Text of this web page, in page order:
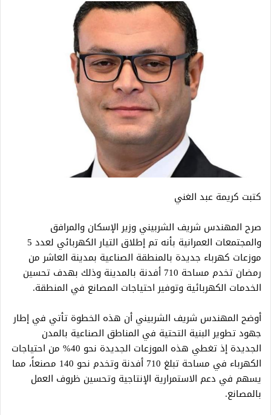
كتبت كريمة عبد الغني
صرح المهندس شريف الشربيني وزير الإسكان والمرافق
والمجتمعات العمرانية بأنه تم إطلاق التيار الكهربائي لعدد 5
موزعات كهرباء جديدة بالمنطقة الصناعية بمدينة العاشر من
رمضان تخدم مساحة 710 أفدنة بالمدينة وذلك بهدف تحسين
الخدمات الكهربائية وتوفير احتياجات المصانع في المنطقة.
أوضح المهندس شريف الشربيني أن هذه الخطوة تأتي في إطار
جهود تطوير البنية التحتية في المناطق الصناعية بالمدن
الجديدة إذ تغطي هذه الموزعات الجديدة نحو 40% من احتياجات
الكهرباء في مساحة تبلغ 710 أفدنة وتخدم نحو 140 مصنعاً، مما
يسهم في دعم الاستمرارية الإنتاجية وتحسين ظروف العمل
بالمصانع.